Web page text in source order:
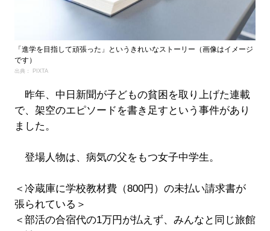
「進学を目指して頑張った」というきれいなストーリー（画像はイメージ
です）
出典： PIXTA
昨年、中日新聞が子どもの貧困を取り上げた連載
で、架空のエピソードを書き足すという事件があり
ました。
登場人物は、病気の父をもつ女子中学生。
＜冷蔵庫に学校教材費（800円）の未払い請求書が
張られている＞
＜部活の合宿代の1万円が払えず、みんなと同じ旅館